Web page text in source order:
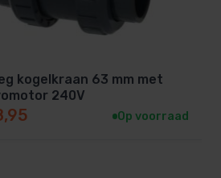
kogelkraan 63 mm met
240V
Op voorraad